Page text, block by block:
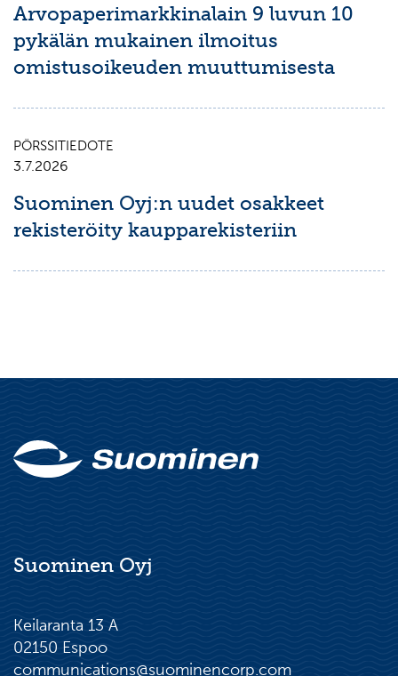
Arvopaperimarkkinalain 9 luvun 10
pykälän mukainen ilmoitus
omistusoikeuden muuttumisesta
PÖRSSITIEDOTE
3.7.2026
Suominen Oyj:n uudet osakkeet
rekisteröity kaupparekisteriin
Suominen Oyj
Keilaranta 13 A
02150 Espoo
communications@suominencorp.com